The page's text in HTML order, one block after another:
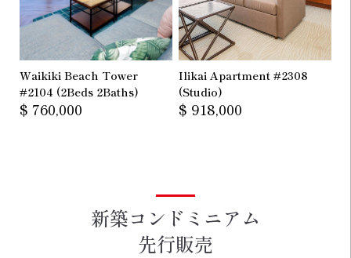
Waikiki Beach Tower
#2104 (2Beds 2Baths)
$ 760,000
Ilikai Apartment #2308
(Studio)
$ 918,000
新築コンドミニアム
先行販売